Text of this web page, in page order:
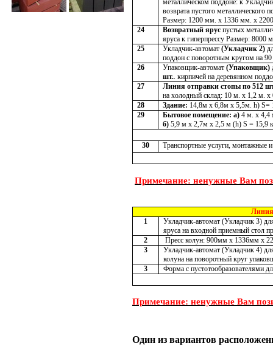
возврата пустого металлического
Размер: 1200 мм. х 1336 мм. х
24
Возвратный ярус пустых
яруса к гиперпрессу Размер:
25
Укладчик-автомат(Укладчик 2)
поддон с поворотным кругом на
26
Упаковщик-автомат(Упаковщик)
шт. . кирпичей на деревянном
27
Линия отправки стопы по 512
на холодный склад: 10 м. х 1,2 м.
28
Здание: 14,8м х 6,8м х 5,5м. h) S=
29
Бытовое помещение: а)4 м . х
б)5,9 м х 2,7м х 2,5 м (h) S = 15,9
30 Транспортные услуги, монтажные
Примечание: ненужные Вам
1
Укладчик-автомат (Укладчик 3)
яруса на входной приемный стол
2
Пресс колун: 900мм х 1336мм х
3
Укладчик-автомат (Укладчик 4)
колуна на поворотный круг
3
Форма с пустотообразователями
Примечание: ненужные Вам
Один из вариантов